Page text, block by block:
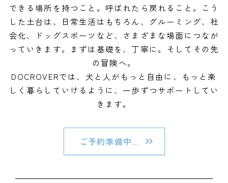
できる場所を持つこと。呼ばれたら戻れること。こう
した土台は、日常生活はもちろん、グルーミング、社
会化、ドッグスポーツなど、さまざまな場面につなが
っていきます。まずは基礎を、丁寧に。そしてその先
の冒険へ。
DOCROVERでは、犬と人がもっと自由に、もっと楽
しく暮らしていけるように、一歩ずつサポートしてい
きます。
ご予約準備中…